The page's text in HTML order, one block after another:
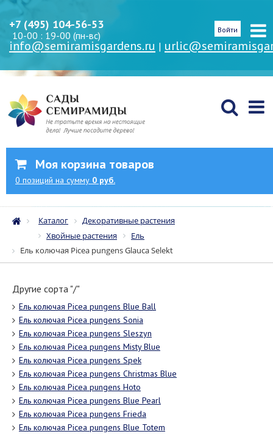
+7 (495) 104-56-53
10-00 : 19-00 (пн-вс)
info@semiramisgardens.ru |
Войти
Моя корзина товаров
0 позиций на сумму 0 руб.
Каталог
Декоративные растения
Хвойные растения
Ель
Ель колючая Picea pungens Glauca Selekt
Другие сорта "/"
Ель колючая Picea pungens Blue Ball
Ель колючая Picea pungens Sonia
Ель колючая Picea pungens Sleszyn
Ель колючая Picea pungens Misty Blue
Ель колючая Picea pungens Spek
Ель колючая Picea pungens Christmas Blue
Ель колючая Picea pungens Hoto
Ель колючая Picea pungens Blue Pearl
Ель колючая Picea pungens Frieda
Ель колючая Picea pungens Blue Totem